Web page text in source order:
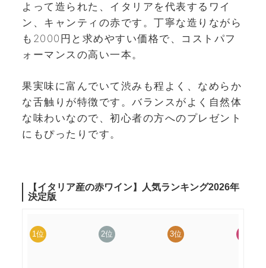
よって造られた、イタリアを代表するワイ
ン、キャンティの赤です。丁寧な造りながら
も2000円と求めやすい価格で、コストパフ
ォーマンスの高い一本。
果実味に富んでいて渋みも程よく、なめらか
な舌触りが特徴です。バランスがよく自然体
な味わいなので、初心者の方へのプレゼント
にもぴったりです。